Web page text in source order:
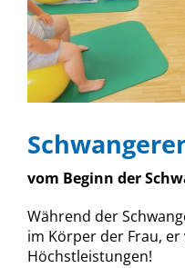
vom Beginn der
Während der
im Körper der Frau,
Höchstleistungen!